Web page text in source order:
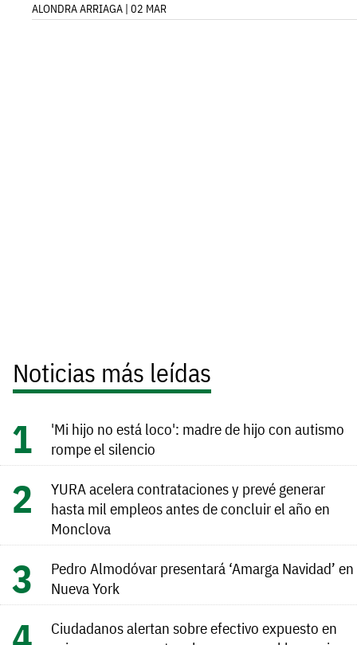
ALONDRA ARRIAGA | 02 MAR
Noticias más leídas
'Mi hijo no está loco': madre de hijo con autismo
rompe el silencio
YURA acelera contrataciones y prevé generar
hasta mil empleos antes de concluir el año en
Monclova
Pedro Almodóvar presentará ‘Amarga Navidad’ en
Nueva York
Ciudadanos alertan sobre efectivo expuesto en